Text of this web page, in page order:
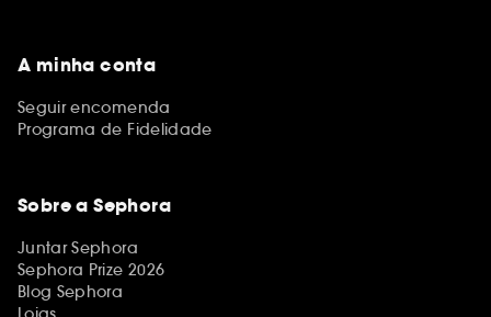
A minha conta
Seguir encomenda
Programa de Fidelidade
Sobre a Sephora
Juntar Sephora
Sephora Prize 2026
Blog Sephora